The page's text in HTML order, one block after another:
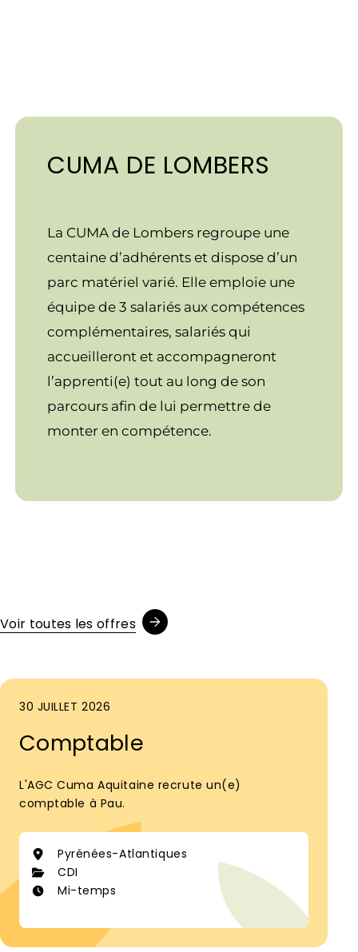
CUMA DE LOMBERS
La CUMA de Lombers regroupe une
centaine d’adhérents et dispose d’un
parc matériel varié. Elle emploie une
équipe de 3 salariés aux compétences
complémentaires, salariés qui
accueilleront et accompagneront
l’apprenti(e) tout au long de son
parcours afin de lui permettre de
monter en compétence.
Voir toutes les offres
30 JUILLET 2026
Comptable
L'AGC Cuma Aquitaine recrute un(e)
comptable à Pau.
Pyrénées-Atlantiques
CDI
Mi-temps